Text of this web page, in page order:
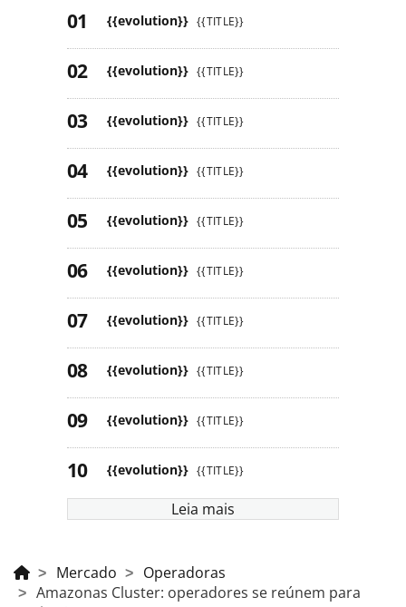
{{evolution}} {{TITLE}}
{{evolution}} {{TITLE}}
{{evolution}} {{TITLE}}
{{evolution}} {{TITLE}}
{{evolution}} {{TITLE}}
{{evolution}} {{TITLE}}
{{evolution}} {{TITLE}}
{{evolution}} {{TITLE}}
{{evolution}} {{TITLE}}
{{evolution}} {{TITLE}}
Leia mais
Mercado
Operadoras
Amazonas Cluster: operadores se reúnem para